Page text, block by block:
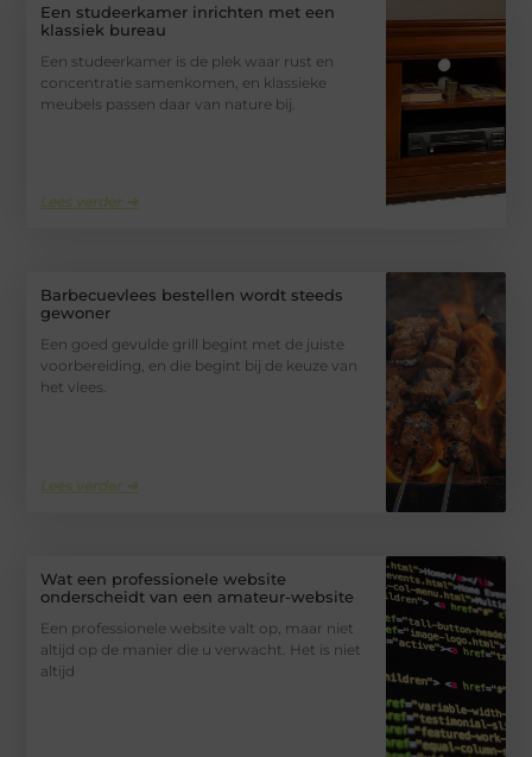
Een studeerkamer inrichten met een
klassiek bureau
Een studeerkamer is de plek waar rust en
concentratie samenkomen, en klassieke
meubels passen daar van nature bij.
Lees verder ➜
Barbecuevlees bestellen wordt steeds
gewoner
Een goed gevulde grill begint met de juiste
voorbereiding, en die begint bij de keuze van
het vlees.
Lees verder ➜
Wat een professionele website
onderscheidt van een amateur-website
Een professionele website valt op, maar niet
altijd op de manier die u verwacht. Het is niet
altijd